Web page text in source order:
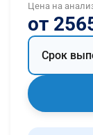
Цена на
от
Срок